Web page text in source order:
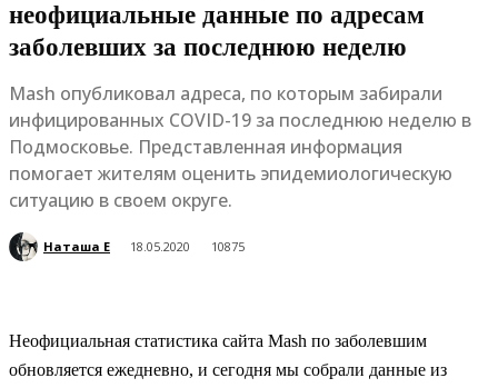
неофициальные данные по адресам
заболевших за последнюю неделю
Mash опубликовал адреса, по которым забирали
инфицированных COVID-19 за последнюю неделю в
Подмосковье. Представленная информация
помогает жителям оценить эпидемиологическую
ситуацию в своем округе.
Наташа Е 18.05.2020 10875
Неофициальная статистика сайта Mash по заболевшим
обновляется ежедневно, и сегодня мы собрали данные из